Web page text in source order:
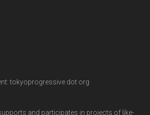
tokyoprogressive dot org
and participates in projects of like-